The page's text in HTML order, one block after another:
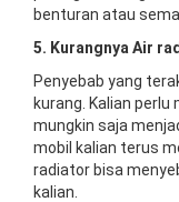
benturan atau
5. Kurangnya Air
Penyebab yang
kurang. Kalian
mungkin saja
mobil kalian terus
radiator bisa
kalian.